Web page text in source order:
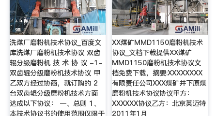
洗煤厂磨粉机技术协议_百度文
库洗煤厂磨粉机技术协议 双齿
辊分级磨粉机 技 术 协 议 -1-
双齿辊分级磨粉机技术协议 甲
乙双方经过协商，就订购的 2
台双齿辊分级磨粉机技术方面
达成以下协议： 一、总则 1、
本技术协议书的使用范围仅限于
XX煤矿MMD1150磨粉机技术
协议_文档下载提供XX煤矿
MMD1150磨粉机技术协议文
档免费下载，摘要:XXXXXXXX
有限责任公司XXX煤矿井下原煤
磨粉机技术协议协议甲方：
XXXXXX协议乙方：北京英迈特
2011年1月